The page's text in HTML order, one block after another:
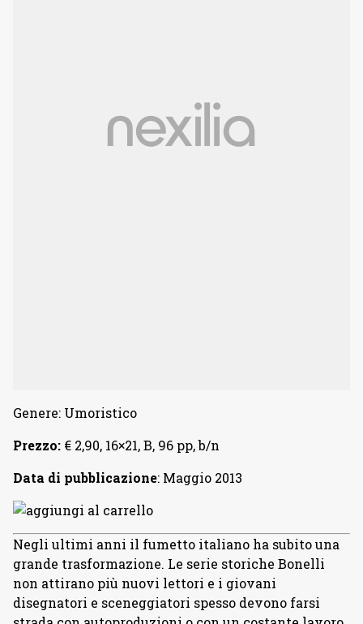
Genere: Umoristico
Prezzo: € 2,90, 16×21, B, 96 pp, b/n
Data di pubblicazione: Maggio 2013
Negli ultimi anni il fumetto italiano ha subito una
grande trasformazione. Le serie storiche Bonelli
non attirano più nuovi lettori e i giovani
disegnatori e sceneggiatori spesso devono farsi